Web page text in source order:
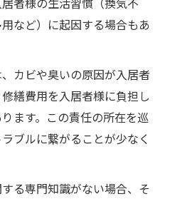
など）に起因する場合もあ
、カビや臭いの原因が入居者
繕費用を入居者様に負担し
ます。この責任の所在を巡
ブルに繋がることが少なく
る専門知識がない場合、そ